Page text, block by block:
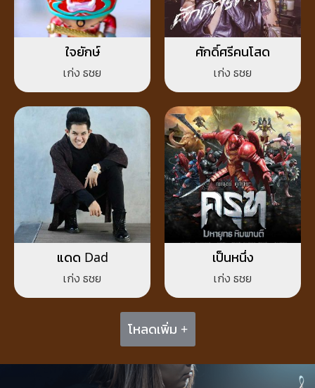
ใจยักษ์
เก่ง ธชย
ศักดิ์ศรีคนโสด
เก่ง ธชย
แดด Dad
เก่ง ธชย
เป็นหนึ่ง
เก่ง ธชย
โหลดเพิ่ม +